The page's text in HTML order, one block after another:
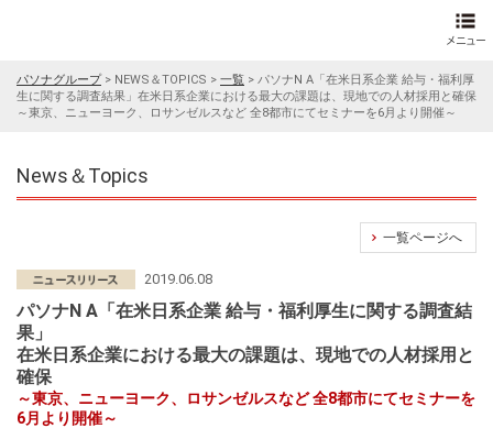
パソナグループ> NEWS＆TOPICS > 一覧 > パソナN A「在米日系企業 給与・福利厚
生に関する調査結果」在米日系企業における最大の課題は、現地での人材採用と確保
～東京、ニューヨーク、ロサンゼルスなど 全8都市にてセミナーを6月より開催～
News＆Topics
一覧ページへ
2019.06.08
パソナN A「在米日系企業 給与・福利厚生に関する調査結
果」
在米日系企業における最大の課題は、現地での人材採用と
確保
～東京、ニューヨーク、ロサンゼルスなど 全8都市にてセミナーを
6月より開催～